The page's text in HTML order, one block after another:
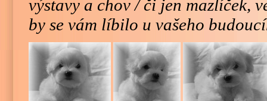
výstavy a chov / či jen mazlíček,
by se vám líbilo u vašeho